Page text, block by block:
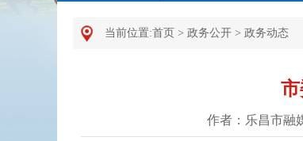
当前位置:首页 > 政务公开 > 政务动态
作者：乐昌市融